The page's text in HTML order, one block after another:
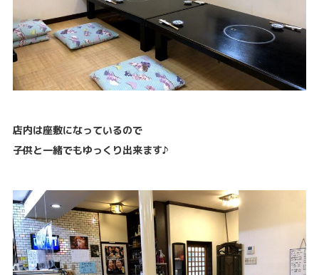
店内は座敷になっているので
子供と一緒でもゆっくり出来ます♪